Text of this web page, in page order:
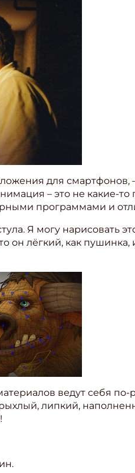
для смартфонов,
– это не какие-
программами и
Я могу нарисовать
он лёгкий, как
ведут себя по-
липкий,